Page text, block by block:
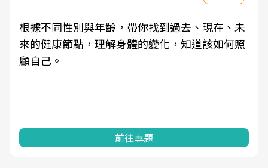
根據不同性別與年齡，帶你找到過去、現在、未
來的健康節點，理解身體的變化，知道該如何照
顧自己。
前往專題